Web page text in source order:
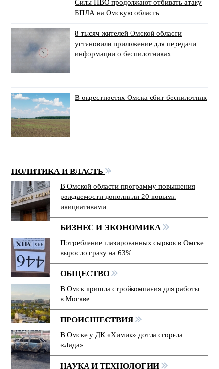
Силы ПВО продолжают отбивать атаку
БПЛА на Омскую область
8 тысяч жителей Омской области
установили приложение для передачи
информации о беспилотниках
В окрестностях Омска сбит беспилотник
ПОЛИТИКА И ВЛАСТЬ
В Омской области программу повышения
рождаемости дополнили 20 новыми
инициативами
БИЗНЕС И ЭКОНОМИКА
Потребление глазированных сырков в Омске
выросло сразу на 63%
ОБЩЕСТВО
В Омск пришла стройкомпания для работы
в Москве
ПРОИСШЕСТВИЯ
В Омске у ДК «Химик» дотла сгорела
«Лада»
НАУКА И ТЕХНОЛОГИИ